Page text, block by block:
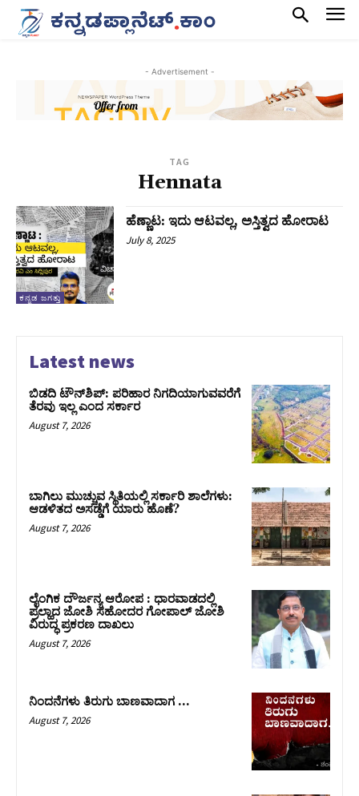
- Advertisement -
TAG
Hennata
ಕನ್ನಡ ಜಗತ್ತು
ಹೆಣ್ಣಾಟ: ಇದು ಆಟವಲ್ಲ, ಅಸ್ತಿತ್ವದ ಹೋರಾಟ
July 8, 2025
Latest news
ಬಿಡದಿ ಟೌನ್‌ಶಿಪ್‌: ಪರಿಹಾರ ನಿಗದಿಯಾಗುವವರೆಗೆ
ತೆರವು ಇಲ್ಲ ಎಂದ ಸರ್ಕಾರ
August 7, 2026
ಬಾಗಿಲು ಮುಚ್ಚುವ ಸ್ಥಿತಿಯಲ್ಲಿ ಸರ್ಕಾರಿ ಶಾಲೆಗಳು:
ಆಡಳಿತದ ಅಸಡ್ಡೆಗೆ ಯಾರು ಹೊಣೆ?
August 7, 2026
ಲೈಂಗಿಕ ದೌರ್ಜನ್ಯ ಆರೋಪ : ಧಾರವಾಡದಲ್ಲಿ
ಪ್ರಲ್ಹಾದ ಜೋಶಿ ಸಹೋದರ ಗೋಪಾಲ್ ಜೋಶಿ
ವಿರುದ್ಧ ಪ್ರಕರಣ ದಾಖಲು
August 7, 2026
ನಿಂದನೆಗಳು ತಿರುಗು ಬಾಣವಾದಾಗ …
August 7, 2026